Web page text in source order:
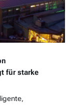
für starke